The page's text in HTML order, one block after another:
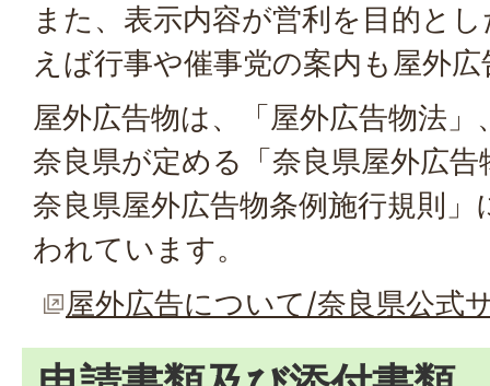
また、表示内容が営利を目的と
えば行事や催事党の案内も屋外
屋外広告物は、「屋外広告物法
奈良県が定める「奈良県屋外広
奈良県屋外広告物条例施行規則
われています。
屋外広告について/奈良県公式